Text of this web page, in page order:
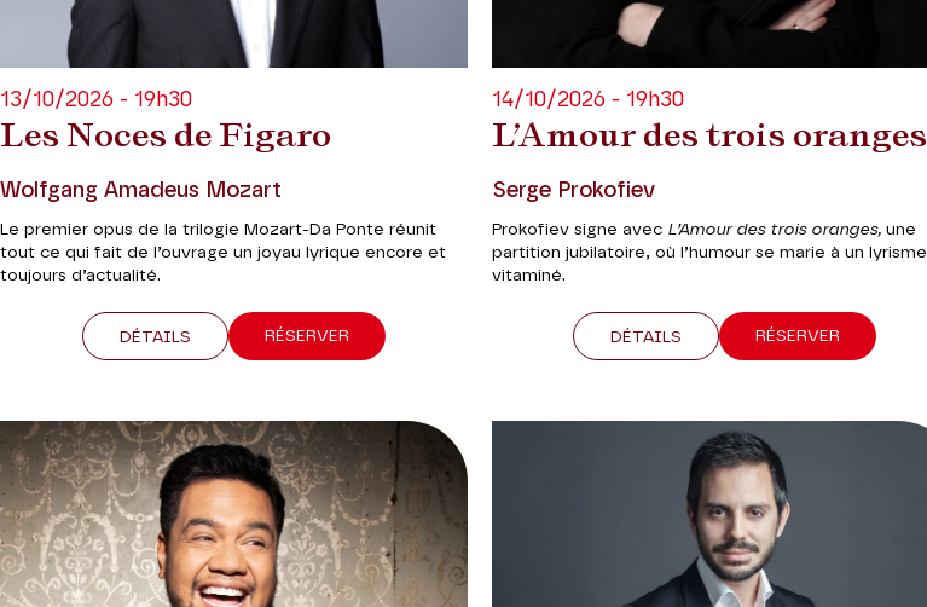
Les Noces de Figaro
13/10/2026 - 19h30
Wolfgang Amadeus Mozart
Le premier opus de la trilogie Mozart-Da Ponte réunit
tout ce qui fait de l’ouvrage un joyau lyrique encore et
toujours d’actualité.
DÉTAILS RÉSERVER
L’Amour des trois oranges
14/10/2026 - 19h30
Serge Prokofiev
Prokofiev signe avec L’Amour des trois oranges,une
partition jubilatoire, où l’humour se marie à un lyrisme
vitaminé.
DÉTAILS RÉSERVER